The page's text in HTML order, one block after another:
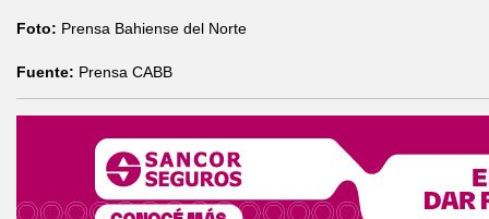
Foto: Prensa Bahiense del Norte
Fuente: Prensa CABB